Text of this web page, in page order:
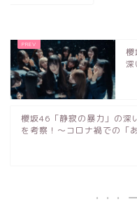
深
櫻坂46「静寂の暴力」の深
を考察！〜コロナ禍での「